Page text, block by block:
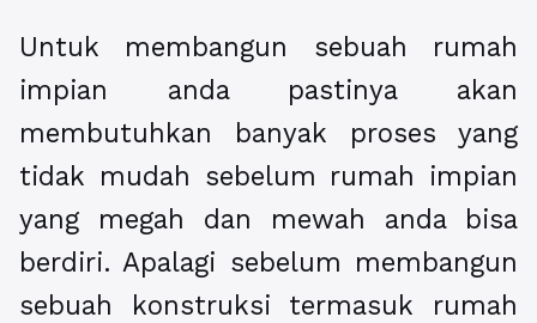
Untuk membangun sebuah rumah
impian anda pastinya akan
membutuhkan banyak proses yang
tidak mudah sebelum rumah impian
yang megah dan mewah anda bisa
berdiri. Apalagi sebelum membangun
sebuah konstruksi termasuk rumah